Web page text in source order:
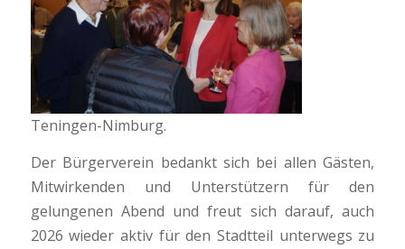
Teningen-Nimburg.
Der Bürgerverein bedankt sich bei allen Gästen,
Mitwirkenden und Unterstützern für den
gelungenen Abend und freut sich darauf, auch
2026 wieder aktiv für den Stadtteil unterwegs zu